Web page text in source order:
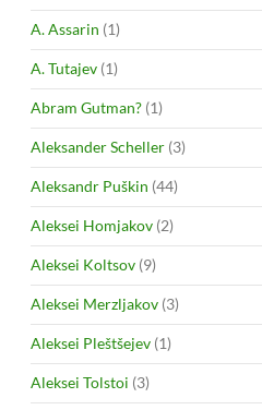
A. Assarin (1)
A. Tutajev (1)
Abram Gutman? (1)
Aleksander Scheller (3)
Aleksandr Puškin (44)
Aleksei Homjakov (2)
Aleksei Koltsov (9)
Aleksei Merzljakov (3)
Aleksei Pleštšejev (1)
Aleksei Tolstoi (3)